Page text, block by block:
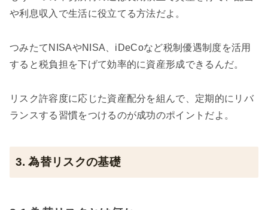
や利息収入で生活に役立てる方法だよ。
つみたてNISAやNISA、iDeCoなど税制優遇制度を活用
すると税負担を下げて効率的に資産形成できるんだ。
リスク許容度に応じた資産配分を組んで、定期的にリバ
ランスする習慣をつけるのが成功のポイントだよ。
3. 為替リスクの基礎